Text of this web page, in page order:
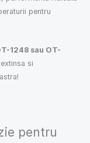
pentru
1248 sau OT-
si
pentru